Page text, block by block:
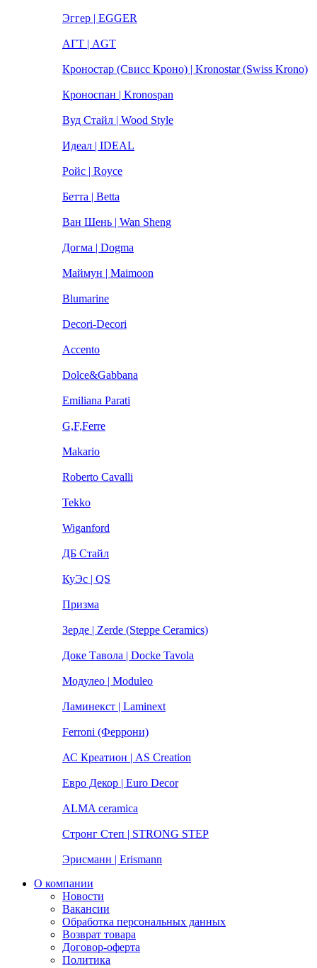
Эггер | EGGER
АГТ | AGT
Кроностар (Свисс Кроно) | Kronostar (Swiss Krono)
Кроноспан | Kronospan
Вуд Стайл | Wood Style
Идеал | IDEAL
Ройс | Royce
Бетта | Betta
Ван Шень | Wan Sheng
Догма | Dogma
Маймун | Maimoon
Blumarine
Decori-Decori
Accento
Dolce&Gabbana
Emiliana Parati
G,F,Ferre
Makario
Roberto Cavalli
Tekko
Wiganford
ДБ Стайл
КуЭс | QS
Призма
Зерде | Zerde (Steppe Ceramics)
Доке Тавола | Docke Tavola
Модулео | Moduleo
Ламинекст | Laminext
Ferroni (Феррони)
АС Креатион | AS Creation
Евро Декор | Euro Decor
ALMA ceramica
Стронг Степ | STRONG STEP
Эрисманн | Erismann
О компании
Новости
Вакансии
Обработка персональных данных
Возврат товара
Договор-оферта
Политика